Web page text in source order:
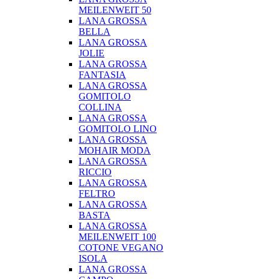
MEILENWEIT 50
LANA GROSSA
BELLA
LANA GROSSA
JOLIE
LANA GROSSA
FANTASIA
LANA GROSSA
GOMITOLO
COLLINA
LANA GROSSA
GOMITOLO LINO
LANA GROSSA
MOHAIR MODA
LANA GROSSA
RICCIO
LANA GROSSA
FELTRO
LANA GROSSA
BASTA
LANA GROSSA
MEILENWEIT 100
COTONE VEGANO
ISOLA
LANA GROSSA